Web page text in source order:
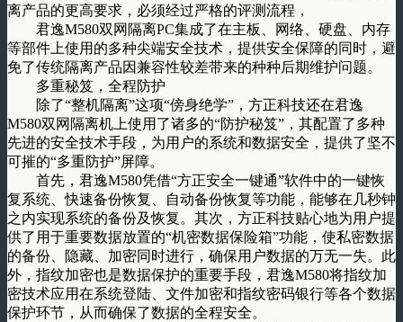
离产品的更高要求，必须经过严格的评测流程，
君逸M580双网隔离PC集成了在主板、网络、硬盘、内存
等部件上使用的多种尖端安全技术，提供安全保障的同时，避
免了传统隔离产品因兼容性较差带来的种种后期维护问题。
多重秘笈，全程防护
除了“整机隔离”这项“傍身绝学”，方正科技还在君逸
M580双网隔离机上使用了诸多的“防护秘笈”，其配置了多种
先进的安全技术手段，为用户的系统和数据安全，提供了坚不
可摧的“多重防护”屏障。
首先，君逸M580凭借“方正安全一键通”软件中的一键恢
复系统、快速备份恢复、自动备份恢复等功能，能够在几秒钟
之内实现系统的备份及恢复。其次，方正科技贴心地为用户提
供了用于重要数据放置的“机密数据保险箱”功能，使私密数据
的备份、隐藏、加密同时进行，确保用户数据的万无一失。此
外，指纹加密也是数据保护的重要手段，君逸M580将指纹加
密技术应用在系统登陆、文件加密和指纹密码银行等各个数据
保护环节，从而确保了数据的全程安全。